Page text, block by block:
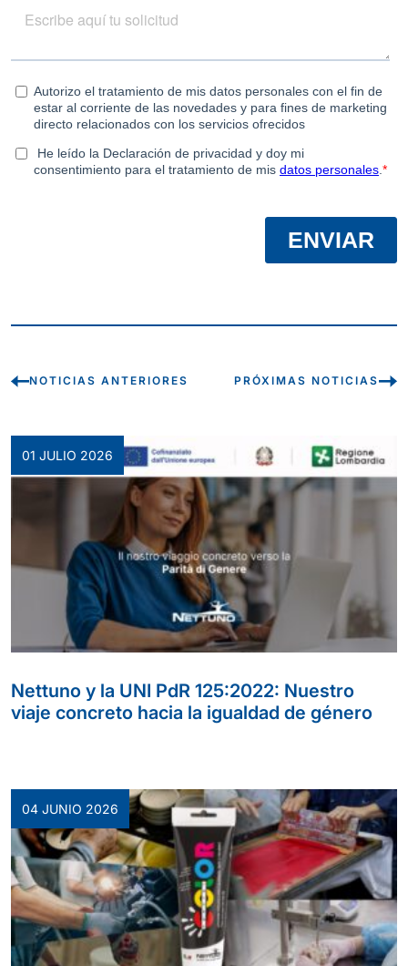
NOTICIAS ANTERIORES PRÓXIMAS NOTICIAS
01 JULIO 2026
Nettuno y la UNI PdR 125:2022: Nuestro
viaje concreto hacia la igualdad de género
04 JUNIO 2026